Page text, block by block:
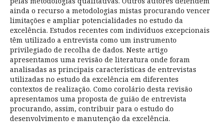
ainda o recurso a metodologias mistas procurando vencer
limitações e ampliar potencialidades no estudo da
excelência. Estudos recentes com indivíduos excepcionais
têm utilizado a entrevista como um instrumento
privilegiado de recolha de dados. Neste artigo
apresentamos uma revisão de literatura onde foram
analisadas as principais características de entrevistas
utilizadas no estudo da excelência em diferentes
contextos de realização. Como corolário desta revisão
apresentamos uma proposta de guião de entrevista
procurando, assim, contribuir para o estudo do
desenvolvimento e manutenção da excelência.